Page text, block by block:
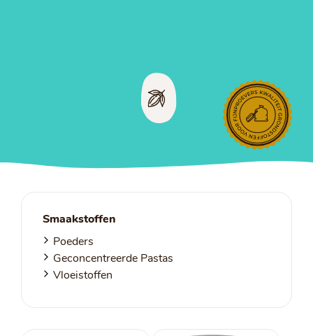
Smaakstoffen
Poeders
Geconcentreerde Pastas
Vloeistoffen